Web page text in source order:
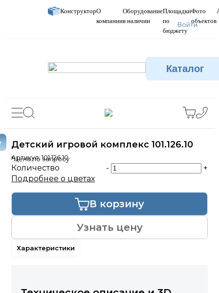
КонструкторО
компании
Оборудование
в наличии
Площадки
по
бюджету
Фото
объектов
Войти
Каталог
Характеристики
Детский игровой комплекс 101.126.10
Артикул:101.126.10
*Цена по запросу
Количество -
+
Подробнее о цветах
Узнать цену
В корзину